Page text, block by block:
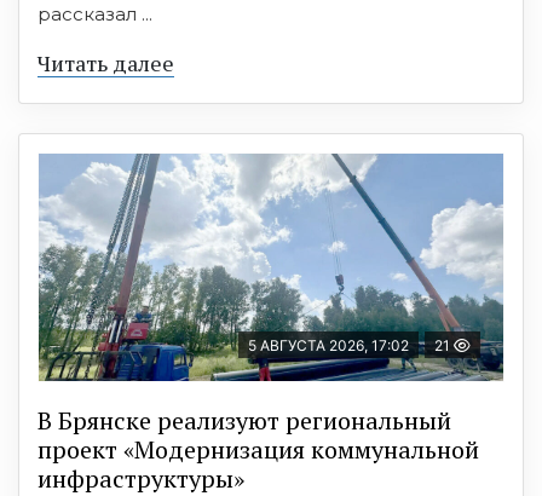
рассказал ...
Читать далее
5 АВГУСТА 2026, 17:02 21
В Брянске реализуют региональный
проект «Модернизация коммунальной
инфраструктуры»